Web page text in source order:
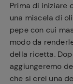
Prima di iniziare
una miscela di
pepe con cui
modo da
della ricetta.
aggiungeremo
che si crei una